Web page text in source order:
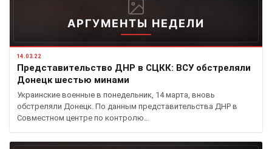
АРГУМЕНТЫ НЕДЕЛИ
14.03.22
Представительство ДНР в СЦКК: ВСУ обстреляли
Донецк шестью минами
Украинские военные в понедельник, 14 марта, вновь
обстреляли Донецк. По данным представительства ДНР в
Совместном центре по контролю…